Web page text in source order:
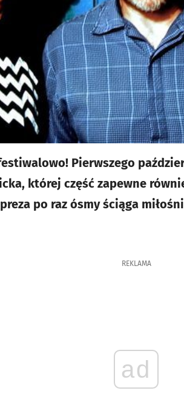
Pierwszego
której część zapewne
po raz ósmy ściąga
REKLAMA
ad